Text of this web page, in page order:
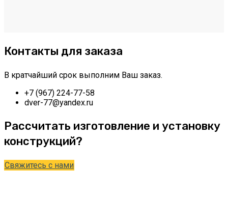
Контакты для заказа
В кратчайший срок выполним Ваш заказ.
+7 (967) 224-77-58
dver-77@yandex.ru
Рассчитать изготовление и установку
конструкций?
Свяжитесь с нами